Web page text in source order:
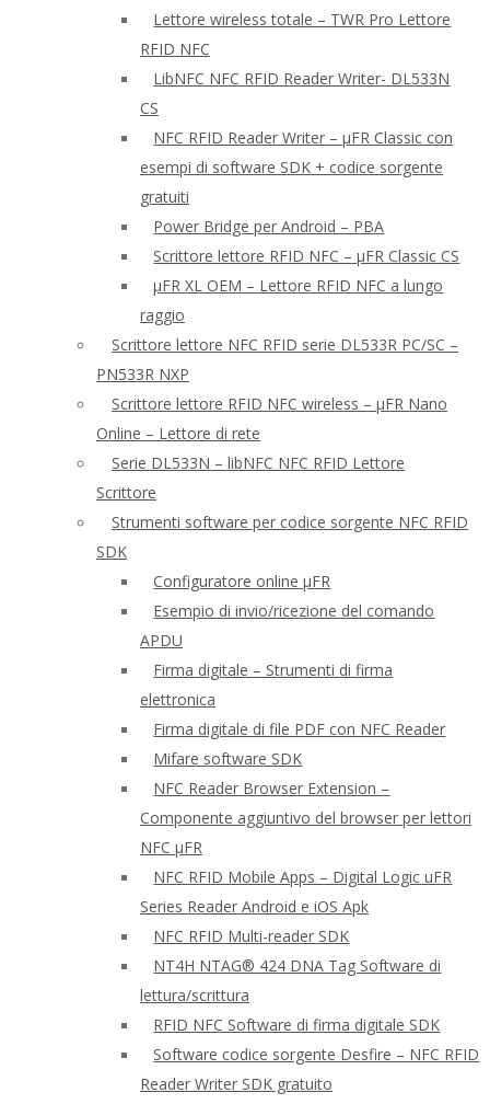
Lettore wireless totale – TWR Pro Lettore
RFID NFC
LibNFC NFC RFID Reader Writer- DL533N
CS
NFC RFID Reader Writer – μFR Classic con
esempi di software SDK + codice sorgente
gratuiti
Power Bridge per Android – PBA
Scrittore lettore RFID NFC – μFR Classic CS
μFR XL OEM – Lettore RFID NFC a lungo
raggio
Scrittore lettore NFC RFID serie DL533R PC/SC –
PN533R NXP
Scrittore lettore RFID NFC wireless – μFR Nano
Online – Lettore di rete
Serie DL533N – libNFC NFC RFID Lettore
Scrittore
Strumenti software per codice sorgente NFC RFID
SDK
Configuratore online μFR
Esempio di invio/ricezione del comando
APDU
Firma digitale – Strumenti di firma
elettronica
Firma digitale di file PDF con NFC Reader
Mifare software SDK
NFC Reader Browser Extension –
Componente aggiuntivo del browser per lettori
NFC μFR
NFC RFID Mobile Apps – Digital Logic uFR
Series Reader Android e iOS Apk
NFC RFID Multi-reader SDK
NT4H NTAG® 424 DNA Tag Software di
lettura/scrittura
RFID NFC Software di firma digitale SDK
Software codice sorgente Desfire – NFC RFID
Reader Writer SDK gratuito